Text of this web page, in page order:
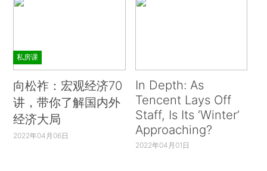
私房课
向松祚：宏观经济70
讲，带你了解国内外
经济大局
2022年04月06日
In Depth: As
Tencent Lays Off
Staff, Is Its ‘Winter’
Approaching?
2022年04月01日